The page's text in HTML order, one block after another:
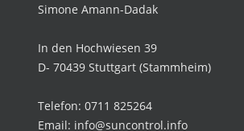
Simone Amann-Dadak
In den Hochwiesen 39
D- 70439 Stuttgart (Stammheim)
Telefon: 0711 825264
Email: info@suncontrol.info